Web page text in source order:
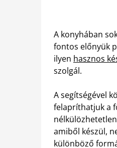
A konyhában
fontos előnyük
ilyen hasznos
szolgál.
A segítségével
felapríthatjuk a
amiből készül,
különböző